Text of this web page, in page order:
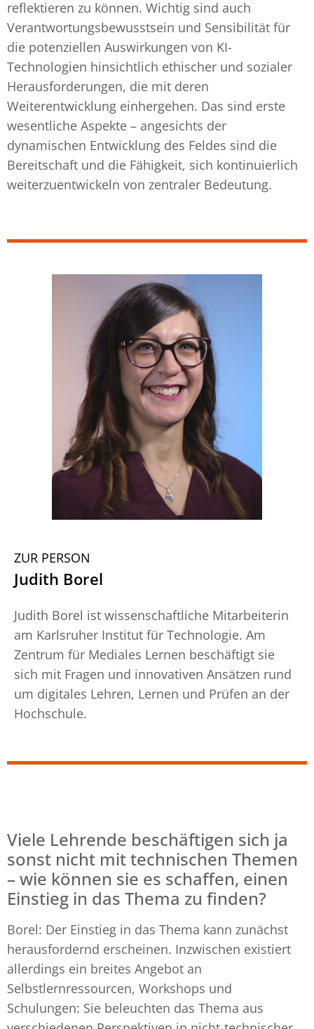
reflektieren zu können. Wichtig sind auch
Verantwortungsbewusstsein und Sensibilität für
die potenziellen Auswirkungen von KI-
Technologien hinsichtlich ethischer und sozialer
Herausforderungen, die mit deren
Weiterentwicklung einhergehen. Das sind erste
wesentliche Aspekte – angesichts der
dynamischen Entwicklung des Feldes sind die
Bereitschaft und die Fähigkeit, sich kontinuierlich
weiterzuentwickeln von zentraler Bedeutung.
ZUR PERSON
Judith Borel
Judith Borel ist wissenschaftliche Mitarbeiterin
am Karlsruher Institut für Technologie. Am
Zentrum für Mediales Lernen beschäftigt sie
sich mit Fragen und innovativen Ansätzen rund
um digitales Lehren, Lernen und Prüfen an der
Hochschule.
Viele Lehrende beschäftigen sich ja
sonst nicht mit technischen Themen
– wie können sie es schaffen, einen
Einstieg in das Thema zu finden?
Borel: Der Einstieg in das Thema kann zunächst
herausfordernd erscheinen. Inzwischen existiert
allerdings ein breites Angebot an
Selbstlernressourcen, Workshops und
Schulungen: Sie beleuchten das Thema aus